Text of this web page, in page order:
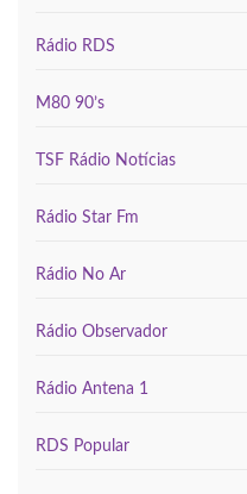
Rádio RDS
M80 90’s
TSF Rádio Notícias
Rádio Star Fm
Rádio No Ar
Rádio Observador
Rádio Antena 1
RDS Popular